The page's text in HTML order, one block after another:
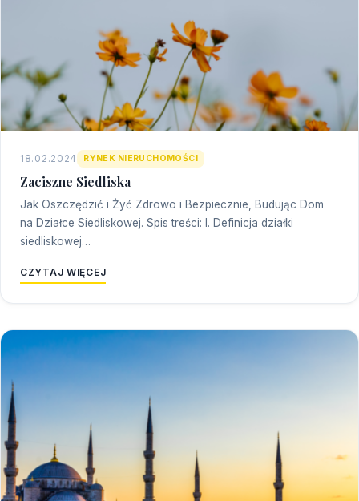
18.02.2024 RYNEK NIERUCHOMOŚCI
Zaciszne Siedliska
Jak Oszczędzić i Żyć Zdrowo i Bezpiecznie, Budując Dom
na Działce Siedliskowej. Spis treści: I. Definicja działki
siedliskowej…
CZYTAJ WIĘCEJ